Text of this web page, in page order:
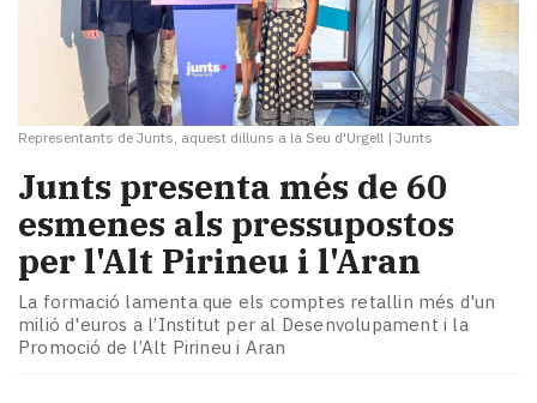
Representants de Junts, aquest dilluns a la Seu d'Urgell | Junts
Junts presenta més de 60
esmenes als pressupostos
per l'Alt Pirineu i l'Aran
La formació lamenta que els comptes retallin més d'un
milió d'euros a l’Institut per al Desenvolupament i la
Promoció de l’Alt Pirineu i Aran